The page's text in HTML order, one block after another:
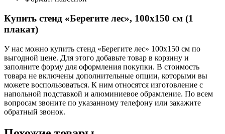
Купить стенд «Берегите лес», 100х150 см (1
плакат)
У нас можно купить стенд «Берегите лес» 100х150 см по
выгодной цене. Для этого добавьте товар в корзину и
заполните форму для оформления покупки. В стоимость
товара не включены дополнительные опции, которыми вы
можете воспользоваться. К ним относятся изготовление с
напольной подставкой и алюминиевое обрамление. По всем
вопросам звоните по указанному телефону или закажите
обратный звонок.